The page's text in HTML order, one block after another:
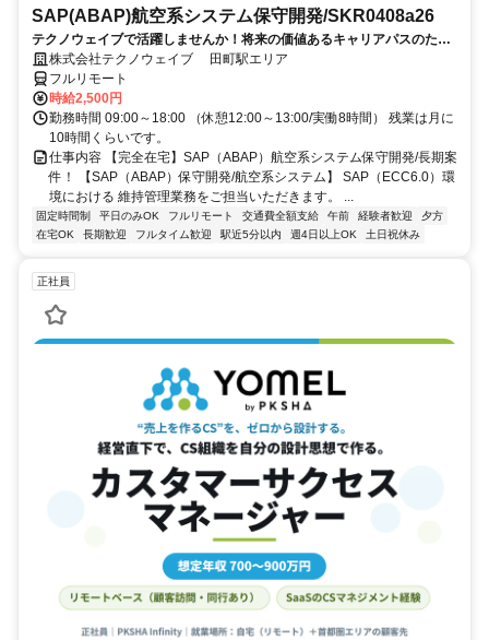
SAP(ABAP)航空系システム保守開発/SKR0408a26
テクノウェイブで活躍しませんか！将来の価値あるキャリアパスのため
の、長期的・安定的なサポートします
株式会社テクノウェイブ 田町駅エリア
フルリモート
時給2,500円
勤務時間 09:00～18:00 （休憩12:00～13:00/実働8時間） 残業は月に
10時間くらいです。
仕事内容 【完全在宅】SAP（ABAP）航空系システム保守開発/長期案
件！ 【SAP（ABAP）保守開発/航空系システム】 SAP（ECC6.0）環
境における 維持管理業務をご担当いただきます。 ...
固定時間制 平日のみOK フルリモート 交通費全額支給 午前 経験者歓迎
夕方
在宅OK
長期歓迎 フルタイム歓迎 駅近5分以内 週4日以上OK 土日祝休み
正社員